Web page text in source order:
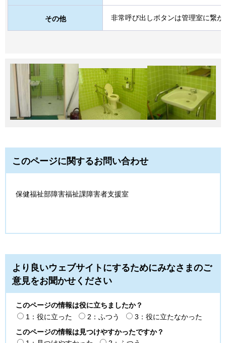
その他 非常呼び出しボタンは管理室に繋
このページに関するお問い合わせ
保健福祉部障害福祉課障害者支援室
より良いウェブサイトにするためにみなさまのご
意見をお聞かせください
このページの情報は役に立ちましたか？
1：役に立った
2：ふつう
3：役に立たなかった
このページの情報は見つけやすかったですか？